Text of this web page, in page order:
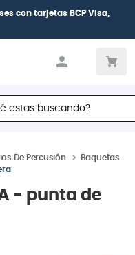
con tarjetas BCP Visa,
buscando?
De Percusión
Baquetas
- punta de